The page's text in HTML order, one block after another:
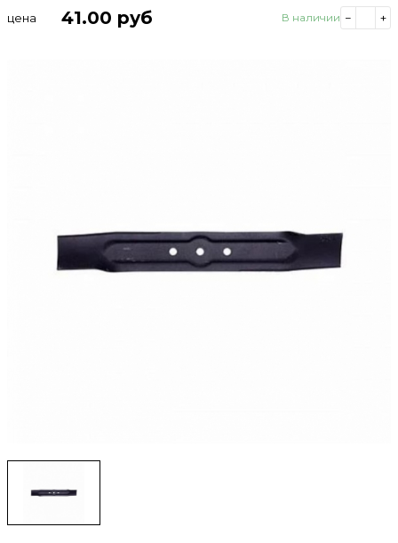
цена 41.00 руб В наличии